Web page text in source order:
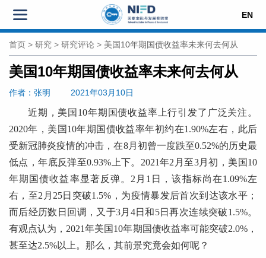
EN
首页 > 研究 > 研究评论 > 美国10年期国债收益率未来何去何从
美国10年期国债收益率未来何去何从
作者 ：张明 2021年03月10日
近期，美国10年期国债收益率上行引发了广泛关注。
2020年，美国10年期国债收益率年初约在1.90%左右，此后
受新冠肺炎疫情的冲击，在8月初曾一度跌至0.52%的历史最
低点，年底反弹至0.93%上下。2021年2月至3月初，美国10
年期国债收益率显著反弹。2月1日，该指标尚在1.09%左
右，至2月25日突破1.5%，为疫情暴发后首次到达该水平；
而后经历数日回调，又于3月4日和5日再次连续突破1.5%。
有观点认为，2021年美国10年期国债收益率可能突破2.0%，
甚至达2.5%以上。那么，其前景究竟会如何呢？